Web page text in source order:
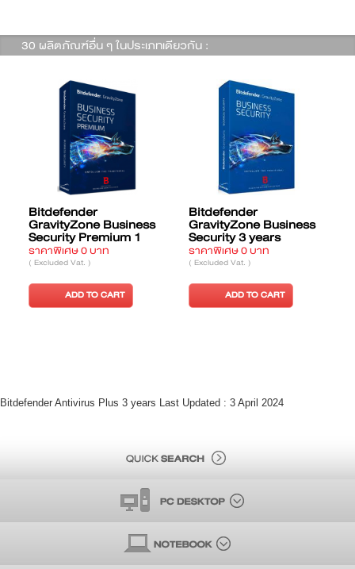
30 ผลิตภัณฑ์อื่น ๆ ในประเภทเดียวกัน :
Bitdefender
GravityZone Business
Security Premium 1
year
ราคาพิเศษ 0 บาท
( Excluded Vat. )
ADD TO CART
Bitdefender
GravityZone Business
Security 3 years
ราคาพิเศษ 0 บาท
( Excluded Vat. )
ADD TO CART
Bitdefender Antivirus Plus 3 years Last Updated : 3 April 2024